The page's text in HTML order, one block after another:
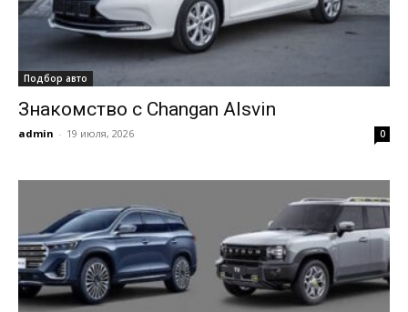
Подбор авто
Знакомство с Changan Alsvin
admin - 19 июля, 2026 0